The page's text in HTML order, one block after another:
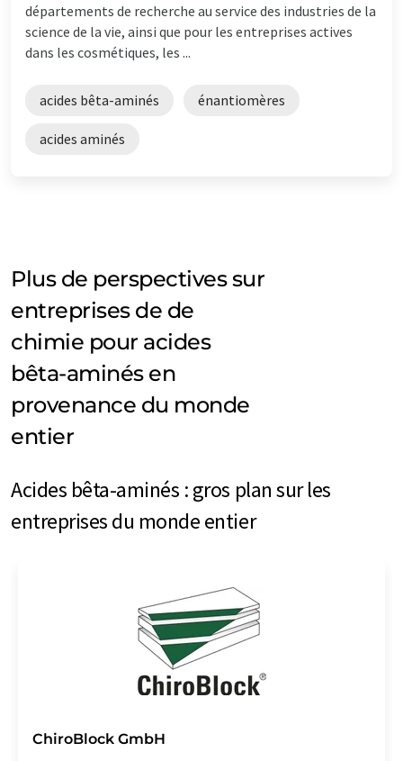
départements de recherche au service des industries de la
science de la vie, ainsi que pour les entreprises actives
dans les cosmétiques, les ...
acides bêta-aminés énantiomères
acides aminés
Plus de perspectives sur
entreprises de de
chimie pour acides
bêta-aminés en
provenance du monde
entier
Acides bêta-aminés : gros plan sur les
entreprises du monde entier
ChiroBlock GmbH